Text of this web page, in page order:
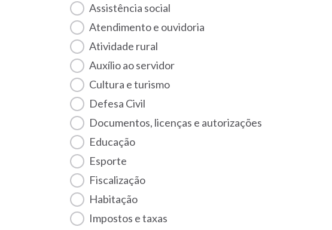
Assistência social
Atendimento e ouvidoria
Atividade rural
Auxílio ao servidor
Cultura e turismo
Defesa Civil
Documentos, licenças e autorizações
Educação
Esporte
Fiscalização
habitação
Impostos e taxas